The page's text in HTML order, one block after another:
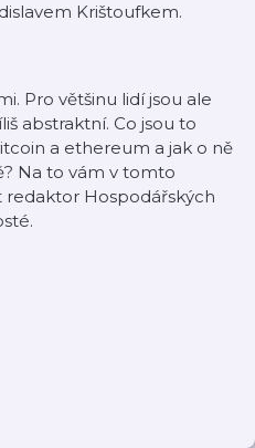
Krištoufkem.
Pro většinu lidí jsou ale
abstraktní. Co jsou to
a ethereum a jak o ně
Na to vám v tomto
Hospodářských